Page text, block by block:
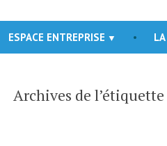
ESPACE ENTREPRISE
Archives de